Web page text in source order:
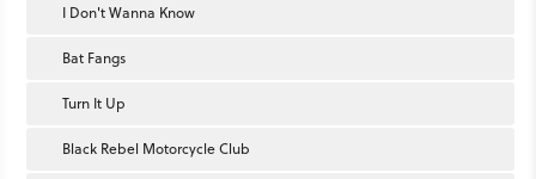
I Don't Wanna Know
Bat Fangs
Turn It Up
Black Rebel Motorcycle Club